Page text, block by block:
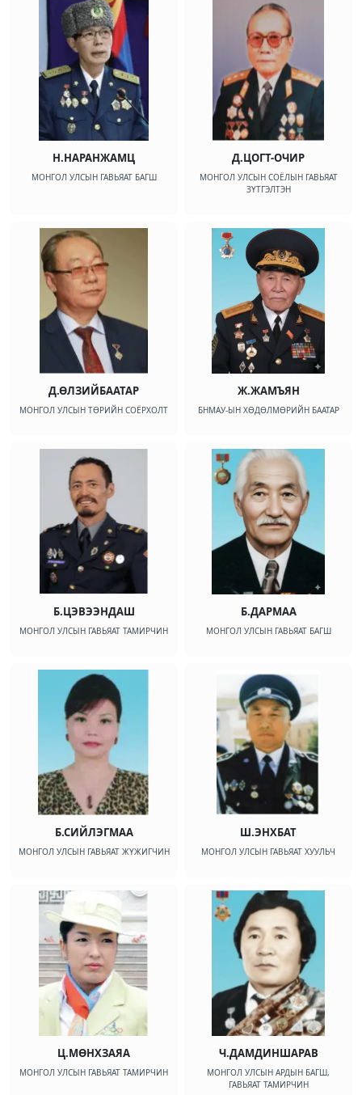
Н.НАРАНЖАМЦ
МОНГОЛ УЛСЫН ГАВЬЯАТ БАГШ
Д.ЦОГТ-ОЧИР
МОНГОЛ УЛСЫН СОЁЛЫН ГАВЬЯАТ
ЗҮТГЭЛТЭН
Д.ӨЛЗИЙБААТАР
МОНГОЛ УЛСЫН ТӨРИЙН СОЁРХОЛТ
Ж.ЖАМЪЯН
БНМАУ-ЫН ХӨДӨЛМӨРИЙН БААТАР
Б.ЦЭВЭЭНДАШ
МОНГОЛ УЛСЫН ГАВЬЯАТ ТАМИРЧИН
Б.ДАРМАА
МОНГОЛ УЛСЫН ГАВЬЯАТ БАГШ
Б.СИЙЛЭГМАА
МОНГОЛ УЛСЫН ГАВЬЯАТ ЖҮЖИГЧИН
Ш.ЭНХБАТ
МОНГОЛ УЛСЫН ГАВЬЯАТ ХУУЛЬЧ
Ц.МӨНХЗАЯА
МОНГОЛ УЛСЫН ГАВЬЯАТ ТАМИРЧИН
Ч.ДАМДИНШАРАВ
МОНГОЛ УЛСЫН АРДЫН БАГШ,
ГАВЬЯАТ ТАМИРЧИН